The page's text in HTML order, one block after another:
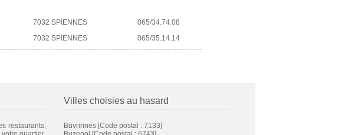
7032 SPIENNES
065/34.74.08
7032 SPIENNES 065/35.14.14
restaurants,
Villes choisies au hasard
Buvrinnes [Code postal : 7133]